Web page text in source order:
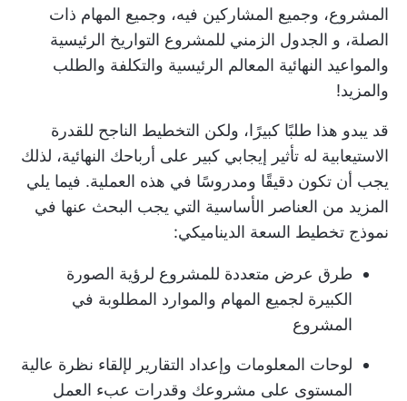
المشروع، وجميع المشاركين فيه، وجميع المهام ذات
الصلة، و الجدول الزمني للمشروع التواريخ الرئيسية
والمواعيد النهائية المعالم الرئيسية والتكلفة والطلب
والمزيد!
قد يبدو هذا طلبًا كبيرًا، ولكن التخطيط الناجح للقدرة
الاستيعابية له تأثير إيجابي كبير على أرباحك النهائية، لذلك
يجب أن تكون دقيقًا ومدروسًا في هذه العملية. فيما يلي
المزيد من العناصر الأساسية التي يجب البحث عنها في
نموذج تخطيط السعة الديناميكي:
طرق عرض متعددة للمشروع لرؤية الصورة
الكبيرة لجميع المهام والموارد المطلوبة في
المشروع
لوحات المعلومات وإعداد التقارير لإلقاء نظرة عالية
المستوى على مشروعك وقدرات عبء العمل